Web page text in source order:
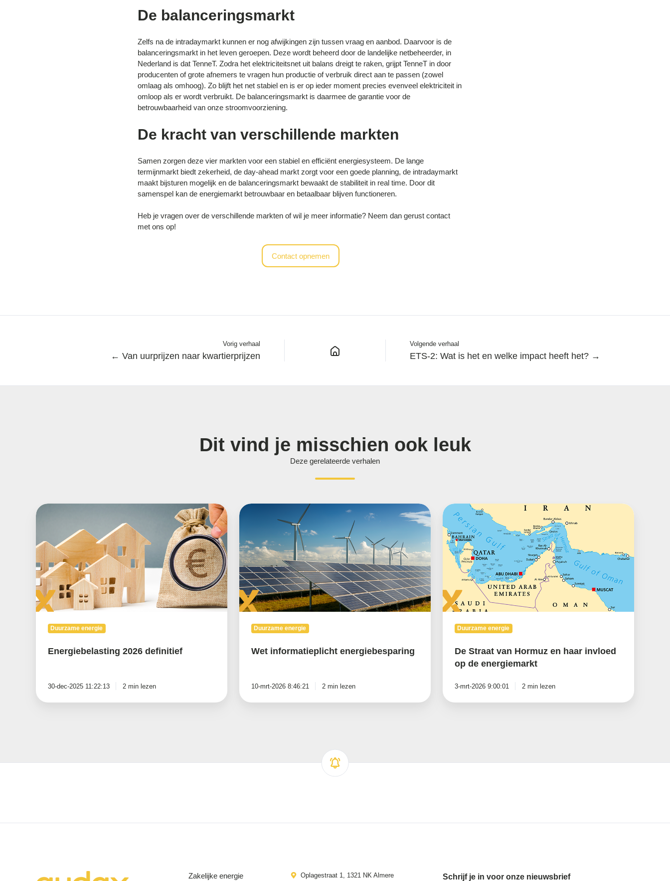
De balanceringsmarkt
Zelfs na de intradaymarkt kunnen er nog afwijkingen zijn tussen vraag en aanbod. Daarvoor is de
balanceringsmarkt in het leven geroepen. Deze wordt beheerd door de landelijke netbeheerder, in
Nederland is dat TenneT. Zodra het elektriciteitsnet uit balans dreigt te raken, grijpt TenneT in door
producenten of grote afnemers te vragen hun productie of verbruik direct aan te passen (zowel
omlaag als omhoog). Zo blijft het net stabiel en is er op ieder moment precies evenveel elektriciteit in
omloop als er wordt verbruikt. De balanceringsmarkt is daarmee de garantie voor de
betrouwbaarheid van onze stroomvoorziening.
De kracht van verschillende markten
Samen zorgen deze vier markten voor een stabiel en efficiënt energiesysteem. De lange
termijnmarkt biedt zekerheid, de day-ahead markt zorgt voor een goede planning, de intradaymarkt
maakt bijsturen mogelijk en de balanceringsmarkt bewaakt de stabiliteit in real time. Door dit
samenspel kan de energiemarkt betrouwbaar en betaalbaar blijven functioneren.
Heb je vragen over de verschillende markten of wil je meer informatie? Neem dan gerust contact
met ons op!
Contact opnemen
Vorig verhaal
← Van uurprijzen naar kwartierprijzen
Volgende verhaal
ETS-2: Wat is het en welke impact heeft het? →
Dit vind je misschien ook leuk
Deze gerelateerde verhalen
Energiebelasting
Duurzame energie
Energiebelasting 2026 definitief
30-dec-2025 11:22:13 2 min lezen
Wet
informatieplicht
energiebesparing
Duurzame energie
Wet informatieplicht energiebesparing
10-mrt-2026 8:46:21 2 min lezen
De
Straat
van
Hormuz
en
haar
invloed
energiemarkt
Duurzame energie
De Straat van Hormuz en haar invloed
op de energiemarkt
3-mrt-2026 9:00:01 2 min lezen
Zakelijke energie Oplagestraat 1, 1321 NK Almere Schrijf je in voor onze nieuwsbrief